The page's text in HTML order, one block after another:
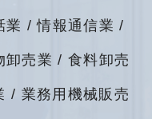
業 / 情報通信業 /
卸売業 / 食料卸売
/ 業務用機械販売